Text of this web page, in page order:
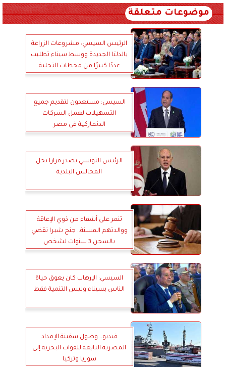
موضوعات متعلقة
الرئيس السيسي: مشروعات الزراعة
بالدلتا الجديدة ووسط سيناء تطلبت
عددًا كبيرًا من محطات التحلية
السيسي: مستعدون لتقديم جميع
التسهيلات لعمل الشركات
الدنماركية فى مصر
الرئيس التونسي يصدر قرارا بحل
المجالس البلدية
تنمر على أشقاء من ذوي الإعاقة
ووالدتهم المسنة.. جنح شبرا تقضي
بالسجن 3 سنوات لشخص
السيسي: الإرهاب كان يعوق حياة
الناس بسيناء وليس التنمية فقط
فيديو.. وصول سفينة الإمداد
المصرية التابعة للقوات البحرية إلى
سوريا وتركيا